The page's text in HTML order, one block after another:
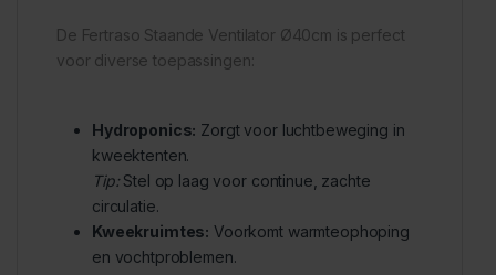
De Fertraso Staande Ventilator Ø40cm is perfect
voor diverse toepassingen:
Hydroponics: Zorgt voor luchtbeweging in
kweektenten.
Tip:Stel op laag voor continue, zachte
circulatie.
Kweekruimtes: Voorkomt warmteophoping
en vochtproblemen.